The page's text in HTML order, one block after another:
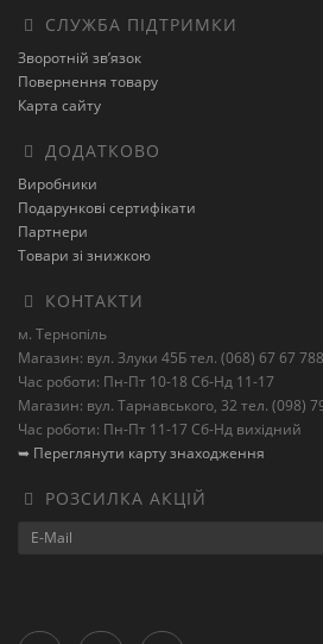
СЛУЖБА ПІДТРИМКИ
Зворотній зв’язок
Повернення товару
Карта сайту
ДОДАТКОВО
Виробники
Подарункові сертифікати
Партнери
Товари зі знижкою
КОНТАКТИ
м. Тернопіль
Магазин: вул. Злуки 45Б тел. (068) 67 67 788
Час роботи: Пн-Пт 10-18 Сб-Нд 11-17
Магазин: вул. Тарнавського, 32 тел. (098)
Час роботи: Пн-Пт 11-17 Сб-Нд вихідний
➥ Переглянути карту знаходження
РОЗСИЛКА АКЦІЙ